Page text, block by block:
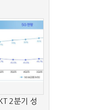
2분기 성